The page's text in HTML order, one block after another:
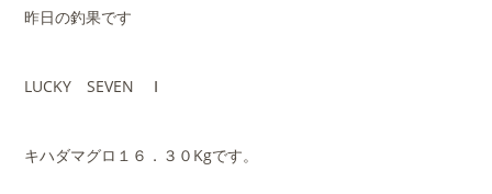
昨日の釣果です
LUCKY SEVEN Ⅰ
キハダマグロ１６．３０Kgです。